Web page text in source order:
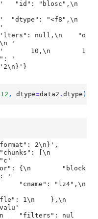
'
'
12 , dtype=data2 .dtype )
2\n}',
'